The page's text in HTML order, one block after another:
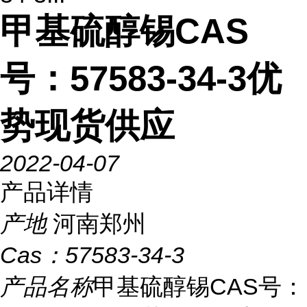
甲基硫醇锡CAS
号：57583-34-3优
势现货供应
2022-04-07
产品详情
产地 河南郑州
Cas： 57583-34-3
产品名称甲基硫醇锡CAS号：